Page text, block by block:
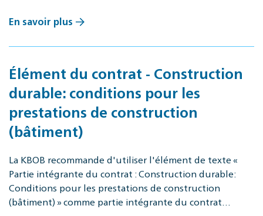
En savoir plus
Élément du contrat - Construction
durable: conditions pour les
prestations de construction
(bâtiment)
La KBOB recommande d'utiliser l'élément de texte «
Partie intégrante du contrat : Construction durable:
Conditions pour les prestations de construction
(bâtiment) » comme partie intégrante du contrat…